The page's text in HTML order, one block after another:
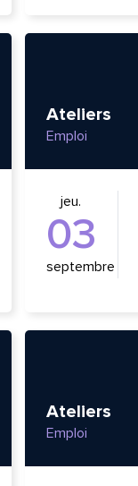
Ateliers
Emploi
jeu.
03
septembre
Ateliers
Emploi